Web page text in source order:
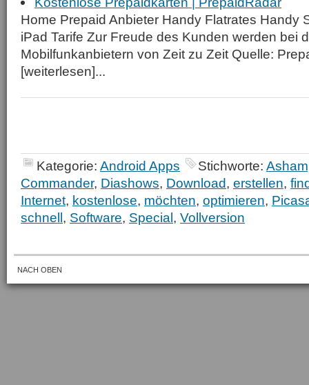
Home Prepaid Anbieter Handy Flatrates Handy
iPad Tarife Zur Freude des Kunden werden bei
Mobilfunkanbietern von Zeit zu Zeit Quelle:
[weiterlesen]...
Kategorie: Android Apps Stichworte:
Commander, Diashows, Download, erstellen,
Internet, kostenlose, möchten, optimieren,
schnell, Software, Special, Vollversion
NACH OBEN